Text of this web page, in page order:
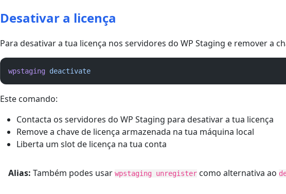
Desativar a licença
Para desativar a tua licença nos servidores do WP Staging e remover a
wpstaging deactivate
Este comando:
Contacta os servidores do WP Staging para desativar a tua licença
Remove a chave de licença armazenada na tua máquina local
Liberta um slot de licença na tua conta
Alias: Também podes usarwpstaging unregister como alternativa ao